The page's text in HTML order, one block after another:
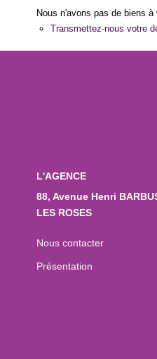
Nous n'avons pas de biens
Transmettez-nous votre
L'AGENCE
88, Avenue Henri
LES ROSES
Nous contacter
Présentation